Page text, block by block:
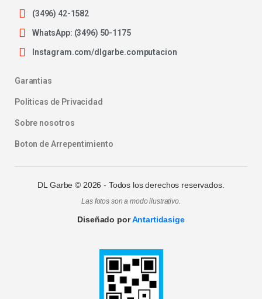
(3496) 42-1582
WhatsApp: (3496) 50-1175
Instagram.com/dlgarbe.computacion
Garantias
Politicas de Privacidad
Sobre nosotros
Boton de Arrepentimiento
DL Garbe © 2026 - Todos los derechos reservados.
Las fotos son a modo ilustrativo.
Diseñado porAntartidasige